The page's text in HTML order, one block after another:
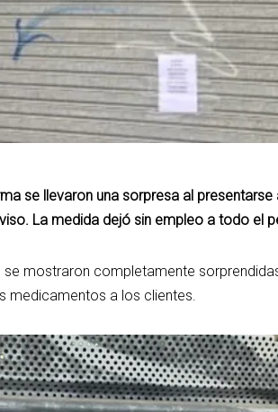
se llevaron una sorpresa al
La medida dejó sin empleo a todo el
mostraron completamente
medicamentos a los clientes.